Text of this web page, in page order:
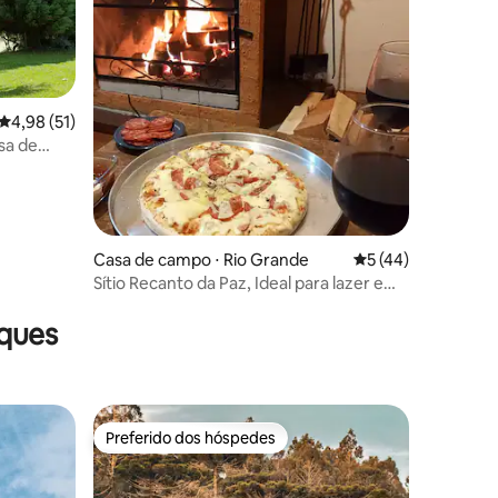
de uma avaliação média de 5, 51 avaliações
4,98 (51)
de
Casa de campo ⋅ Rio Grande 5 de uma
5 (44)
Sítio Recanto da Paz, Ideal para lazer e
Preferido dos hóspedes
Preferido dos hóspedes